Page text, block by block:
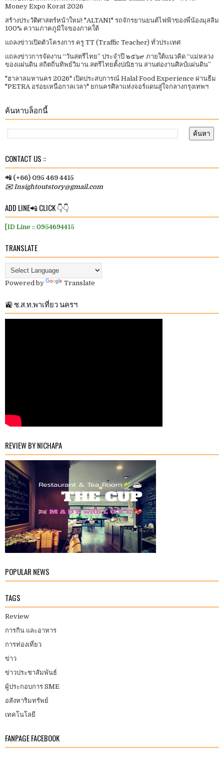
Money Expo Korat 2026
สร้างประวัติศาสตร์หน้าใหม่! "ALTANI" รถจักรยานยนต์ไฟฟ้าของพี่น้องมุสลิม
100% ความภาคภูมิใจของภาคใต้
แถลงข่าวเปิดตัวโครงการ ครู TT (Traffic Teacher) ทั่วประเทศ​
แถลงข่าวการจัดงาน “วันสตรีไทย” ประจําปี ๒๕๖๙ ภายใต้แนวคิด “แม่หลวง
ของแผ่นดิน สถิตถิ่นทิพย์วิมาน สตรีไทยตั้งปณิธาน สานต่องานศิลป์แผ่นดิน”
"ฮาลาลมหานคร 2026" เปิดประสบการณ์ Halal Food Experience ผ่านธีม
"PETRA อร่อยเหนือกาลเวลา" ยกนครศิลาแห่งจอร์แดนสู่ใจกลางกรุงเทพฯ
ค้นหาบล็อกนี้
CONTACT US ::
📲 (+66) 095 469 4415
✉️ Insightoutstory@gmail.com
ADD LINE📲 CLICK 👇👇
[ID Line :: 0954694415
TRANSLATE
Powered by Translate
🚉 ช.ส.ท.พาเที่ยว นครฯ
REVIEW BY NICHAPA
POPULAR NEWS
TAGS
Review
การกิน และอาหาร
การท่องเที่ยว
ข่าว
ข่าวประชาสัมพันธ์
ผู้ประกอบการ SME
อสังหาริมทรัพย์
เทคโนโลยี
FANPAGE FACEBOOK